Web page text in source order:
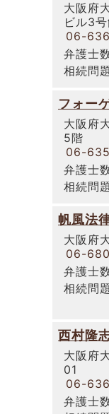
大阪府
ビル3
06-
弁護士
相続問
フォー
大阪府
5階
06-
弁護士
相続問
帆風法
大阪府
06-
弁護士
相続問
西村隆
大阪府
01
06-
弁護士